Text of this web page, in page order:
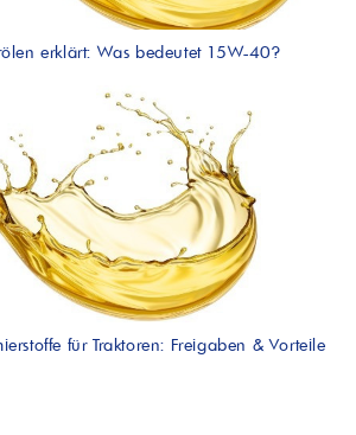
erklärt: Was bedeutet 15W-40?
für Traktoren: Freigaben & Vorteile